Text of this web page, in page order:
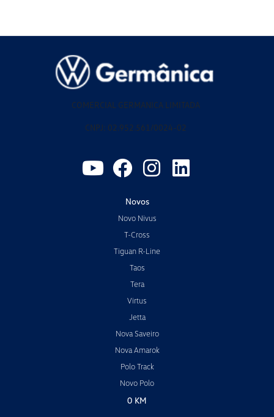
COMERCIAL GERMANICA LIMITADA
CNPJ: 02.952.561/0024-02
Novos
Novo Nivus
T-Cross
Tiguan R-Line
Taos
Tera
Virtus
Jetta
Nova Saveiro
Nova Amarok
Polo Track
Novo Polo
0 KM